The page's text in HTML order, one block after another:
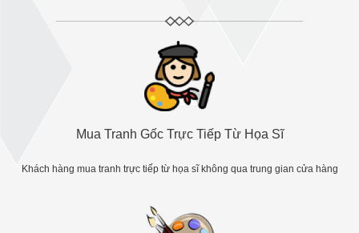
Mua Tranh Gốc Trực Tiếp Từ Họa Sĩ
Khách hàng mua tranh trực tiếp từ họa sĩ không qua trung gian cửa hàng